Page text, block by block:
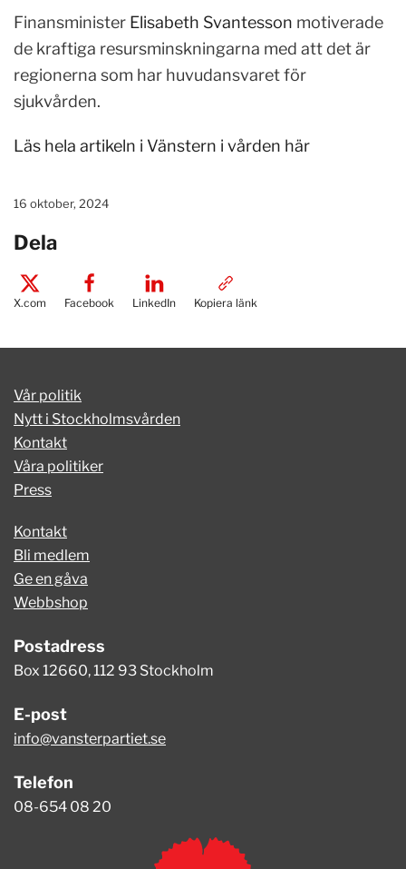
Finansminister Elisabeth Svantesson motiverade
de kraftiga resursminskningarna med att det är
regionerna som har huvudansvaret för
sjukvården.
Läs hela artikeln i Vänstern i vården här
16 oktober, 2024
Dela
X.com Facebook LinkedIn Kopiera länk
Vår politik
Nytt i Stockholmsvården
Kontakt
Våra politiker
Press
Kontakt
Bli medlem
Ge en gåva
Webbshop
Postadress
Box 12660, 112 93 Stockholm
E-post
info@vansterpartiet.se
Telefon
08-654 08 20